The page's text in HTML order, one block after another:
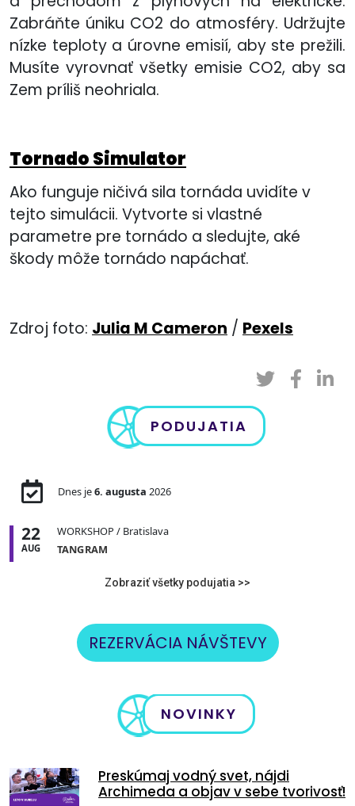
Zabráňte úniku CO2 do atmosféry. Udržujte
nízke teploty a úrovne emisií, aby ste prežili.
Musíte vyrovnať všetky emisie CO2, aby sa
Zem príliš neohriala.
Tornado Simulator
Ako funguje ničivá sila tornáda uvidíte v
tejto simulácii. Vytvorte si vlastné
parametre pre tornádo a sledujte, aké
škody môže tornádo napáchať.
Zdroj foto: Julia M Cameron / Pexels
PODUJATIA
Dnes je6. augusta 2026
22
AUG
WORKSHOP / Bratislava
TANGRAM
Zobraziť všetky podujatia >>
REZERVÁCIA NÁVŠTEVY
NOVINKY
Preskúmaj vodný svet, nájdi
Archimeda a objav v sebe tvorivosť!